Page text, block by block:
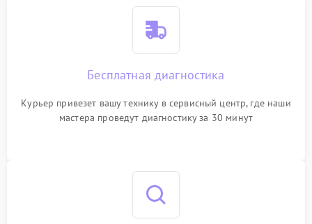
Бесплатная диагностика
Курьер привезет вашу технику в сервисный центр, где наши
мастера проведут диагностику за 30 минут